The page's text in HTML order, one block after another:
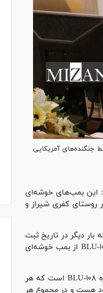
انهدام ۱۲۲ بمب خوشه‌ای که توسط جنگنده‌های آمریکایی
این بمب‌های خوشه‌ای
روستای کفری شیراز و
دیگر در تاریخ ثبت
و در معرض دید آزادی‌خواهان جهان قرار گرفت، افزود: ظاهرا این بمب‌ها ریزمهمات BLU-۱۰۸ از بمب خوشه‌ای
به گفته یارمحمدی، هر بمب خوشه‌ای ۱۰۰۰ پوندی CBU-۱۰۵ دارای ۱۰ ریزمهمات ضدزره BLU-۱۰۸ است که هر
اسکیت قوطی‌شکل خرج-گود هست و در مجموع هر